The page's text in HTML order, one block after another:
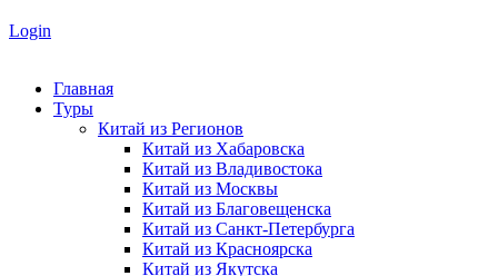
Login
Главная
Туры
Китай из Регионов
Китай из Хабаровска
Китай из Владивостока
Китай из Москвы
Китай из Благовещенска
Китай из Санкт-Петербурга
Китай из Красноярска
Китай из Якутска